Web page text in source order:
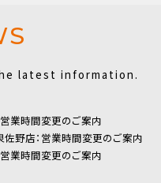
latest information.
営業時間変更のご案内
佐野店：営業時間変更のご案内
営業時間変更のご案内